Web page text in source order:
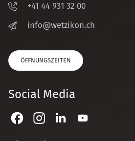
+41 44 931 32 00
nf
w tz k n ch
ÖFFNUNGSZEITEN
Social Media